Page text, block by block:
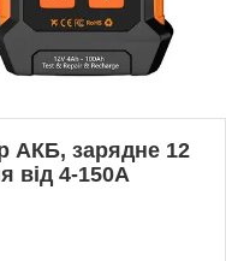
АКБ, зарядне 12
від 4-150A